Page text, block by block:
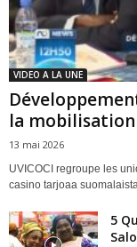
VIDEO A LA UNE
la mobilisation
13 mai 2026
UVICOCI regroupe les
casino tarjoaa
5